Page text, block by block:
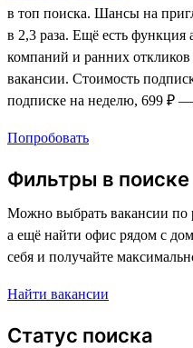
в топ поиска. Шансы на
в 2,3 раза. Ещё есть
компаний и ранних
вакансии. Стоимость
подписке на неделю, 699 ₽
Попробовать
Фильтры в поиске
Можно выбрать вакансии по
а ещё найти офис рядом с
себя и получайте
Найти вакансии
Статус поиска